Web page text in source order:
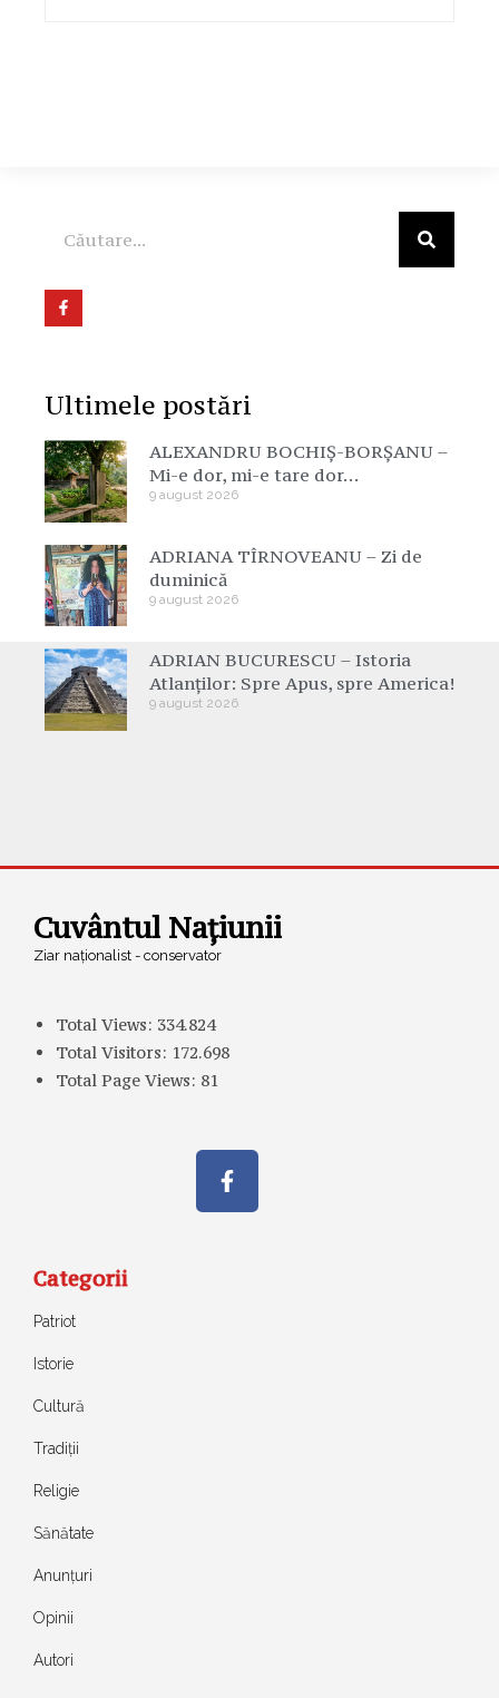
Ultimele postări
ALEXANDRU BOCHIȘ-BORȘANU –
Mi-e dor, mi-e tare dor…
9 august 2026
ADRIANA TÎRNOVEANU – Zi de
duminică
9 august 2026
ADRIAN BUCURESCU – Istoria
Atlanților: Spre Apus, spre America!
9 august 2026
Cuvântul Națiunii
Ziar naționalist - conservator
Total Views: 334.824
Total Visitors: 172.698
Total Page Views: 81
Categorii
Patriot
Istorie
Cultură
Tradiții
Religie
Sănătate
Anunțuri
Opinii
Autori